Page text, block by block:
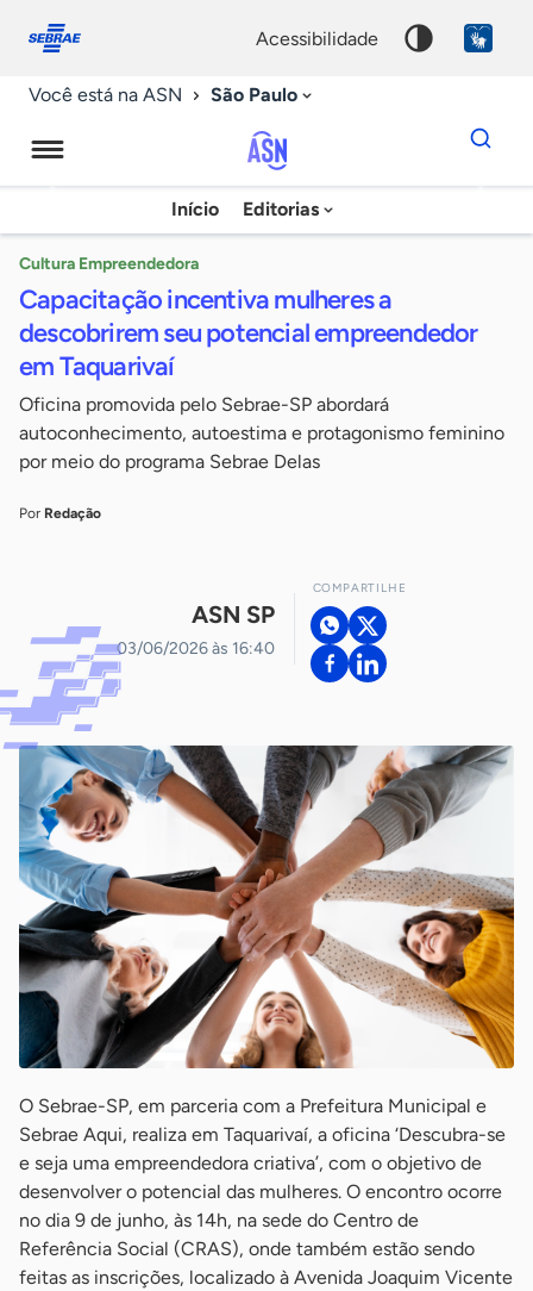
conosco
acessibilidade
Você está na ASN São Paulo
Agência
Sebrae
Notícias
Início Editorias
Dados
para
chave
Cultura Empreendedora
Capacitação incentiva mulheres a
descobrirem seu potencial empreendedor
em Taquarivaí
Oficina promovida pelo Sebrae-SP abordará
autoconhecimento, autoestima e protagonismo feminino
por meio do programa Sebrae Delas
Por Redação
ASN SP
03/06/2026 às 16:40
COMPARTILHE
O Sebrae-SP, em parceria com a Prefeitura Municipal e
Sebrae Aqui, realiza em Taquarivaí, a oficina ‘Descubra-se
e seja uma empreendedora criativa’, com o objetivo de
desenvolver o potencial das mulheres. O encontro ocorre
no dia 9 de junho, às 14h, na sede do Centro de
Referência Social (CRAS), onde também estão sendo
feitas as inscrições, localizado à Avenida Joaquim Vicente